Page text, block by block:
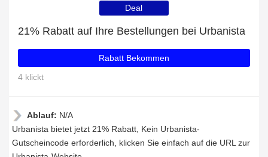
Deal
21% Rabatt auf Ihre Bestellungen bei Urbanista
Rabatt Bekommen
4 klickt
Ablauf: N/A
Urbanista bietet jetzt 21% Rabatt, Kein Urbanista-
Gutscheincode erforderlich, klicken Sie einfach auf die URL zur